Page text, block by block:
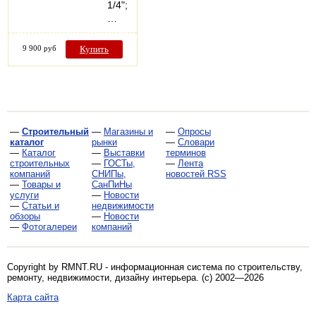
1/4";
9 900 руб Купить
— Строительный
каталог
— Каталог
строительных
компаний
— Товары и
услуги
— Статьи и
обзоры
— Фотогалереи
— Магазины и
рынки
— Выставки
— ГОСТы,
СНИПы,
СанПиНы
— Новости
недвижимости
— Новости
компаний
— Опросы
— Словари
терминов
— Лента
новостей RSS
Copyright by RMNT.RU - информационная система по строительству,
ремонту, недвижимости, дизайну интерьера. (c) 2002—2026
Карта сайта